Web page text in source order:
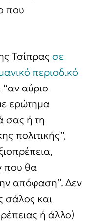
που
Τσίπρας σε
περιοδικό
αύριο
ερώτημα
σας ή τη
πολιτικής”,
που θα
απόφαση”. Δεν
σάλος και
ή άλλο)